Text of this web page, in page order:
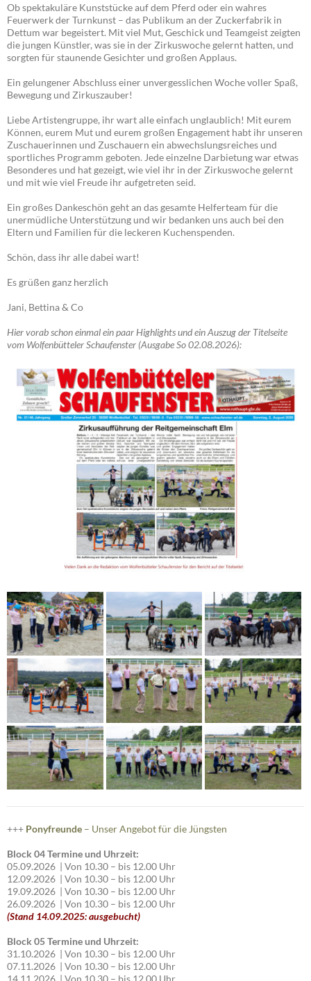
Ob spektakuläre Kunststücke auf dem Pferd oder ein wahres
Feuerwerk der Turnkunst – das Publikum an der Zuckerfabrik in
Dettum war begeistert. Mit viel Mut, Geschick und Teamgeist zeigten
die jungen Künstler, was sie in der Zirkuswoche gelernt hatten, und
sorgten für staunende Gesichter und großen Applaus.
Ein gelungener Abschluss einer unvergesslichen Woche voller Spaß,
Bewegung und Zirkuszauber!
Liebe Artistengruppe, ihr wart alle einfach unglaublich! Mit eurem
Können, eurem Mut und eurem großen Engagement habt ihr unseren
Zuschauerinnen und Zuschauern ein abwechslungsreiches und
sportliches Programm geboten. Jede einzelne Darbietung war etwas
Besonderes und hat gezeigt, wie viel ihr in der Zirkuswoche gelernt
und mit wie viel Freude ihr aufgetreten seid.
Ein großes Dankeschön geht an das gesamte Helferteam für die
unermüdliche Unterstützung und wir bedanken uns auch bei den
Eltern und Familien für die leckeren Kuchenspenden.
Schön, dass ihr alle dabei wart!
Es grüßen ganz herzlich
Jani, Bettina & Co
Hier vorab schon einmal ein paar Highlights und ein Auszug der Titelseite
vom Wolfenbütteler Schaufenster (Ausgabe So 02.08.2026):
+++ Ponyfreunde – Unser Angebot für die Jüngsten
Block 04 Termine und Uhrzeit:
05.09.2026 | Von 10.30 – bis 12.00 Uhr
12.09.2026 | Von 10.30 – bis 12.00 Uhr
19.09.2026 | Von 10.30 – bis 12.00 Uhr
26.09.2026 | Von 10.30 – bis 12.00 Uhr
(Stand 14.09.2025: ausgebucht)
Block 05 Termine und Uhrzeit:
31.10.2026 | Von 10.30 – bis 12.00 Uhr
07.11.2026 | Von 10.30 – bis 12.00 Uhr